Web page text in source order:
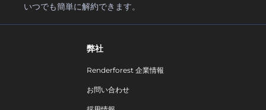
いつでも簡単に解約できます。
弊社
Renderforest 企業情報
お問い合わせ